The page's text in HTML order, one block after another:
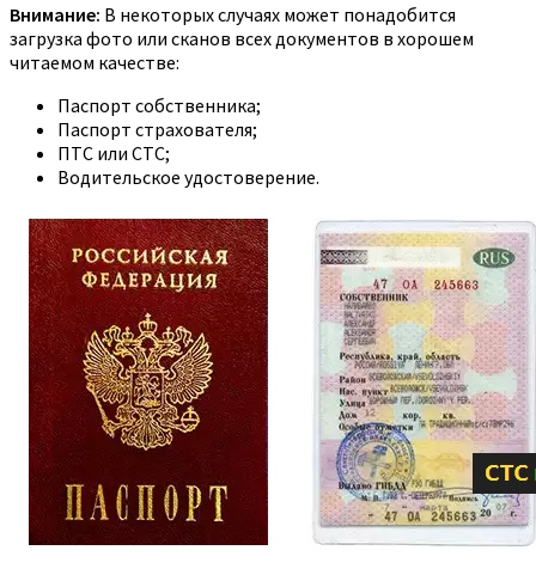
Внимание: В некоторых случаях может понадобится
загрузка фото или сканов всех документов в хорошем
читаемом качестве:
Паспорт собственника;
Паспорт страхователя;
ПТС или СТС;
Водительское удостоверение.